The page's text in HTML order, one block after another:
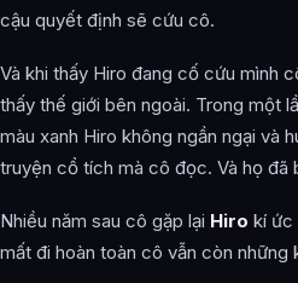
cậu quyết định sẽ cứu cô.
Và khi thấy Hiro đang cố cứu mình
thấy thế giới bên ngoài. Trong một
màu xanh Hiro không ngần ngại và
truyện cổ tích mà cô đọc. Và họ đã
Nhiều năm sau cô gặp lại Hiro kí ức
mất đi hoàn toàn cô vẫn còn